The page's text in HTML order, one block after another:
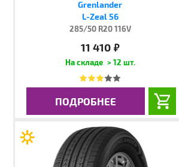
Grenlander
L-Zeal 56
285/50 R20 116V
11 410 руб.
> 12 шт.
ПОДРОБНЕЕ